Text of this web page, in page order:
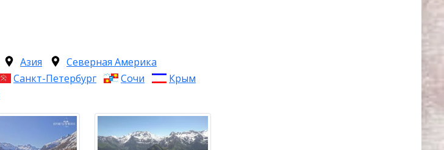
Азия
Северная Америка
Санкт-Петербург Сочи
Крым